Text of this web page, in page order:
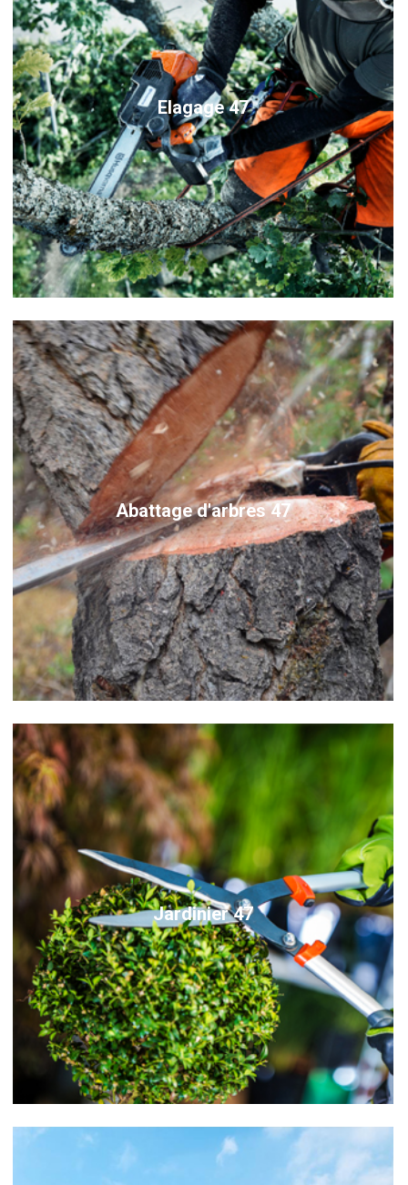
Elagage 47
Abattage d'arbres 47
Jardinier 47